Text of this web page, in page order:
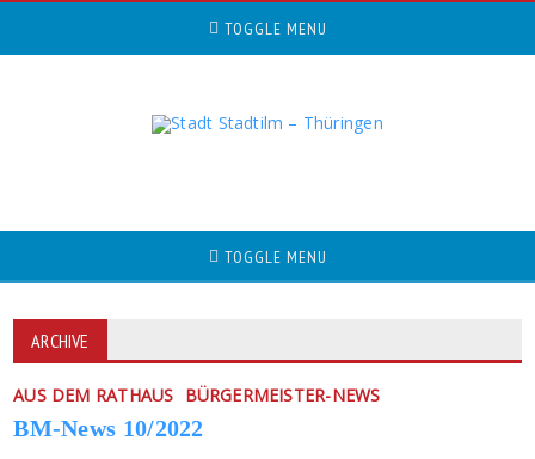
TOGGLE MENU
TOGGLE MENU
ARCHIVE
AUS DEM RATHAUS BÜRGERMEISTER-NEWS
BM-News 10/2022